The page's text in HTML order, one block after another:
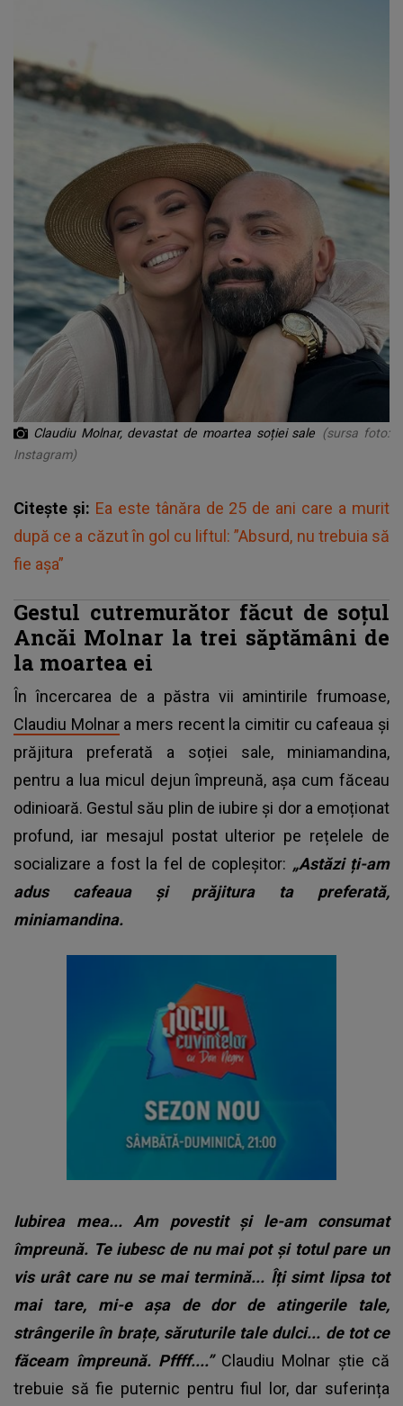
Claudiu Molnar, devastat de moartea soției sale (sursa foto:
Instagram)
Citește și: Ea este tânăra de 25 de ani care a murit
după ce a căzut în gol cu liftul: ”Absurd, nu trebuia să
fie așa”
Gestul cutremurător făcut de soțul
Ancăi Molnar la trei săptămâni de
la moartea ei
În încercarea de a păstra vii amintirile frumoase,
Claudiu Molnara mers recent la cimitir cu cafeaua și
prăjitura preferată a soției sale, miniamandina,
pentru a lua micul dejun împreună, așa cum făceau
odinioară. Gestul său plin de iubire și dor a emoționat
profund, iar mesajul postat ulterior pe rețelele de
socializare a fost la fel de copleșitor: „Astăzi ți-am
adus cafeaua și prăjitura ta preferată,
miniamandina.
Iubirea mea... Am povestit și le-am consumat
împreună. Te iubesc de nu mai pot și totul pare un
vis urât care nu se mai termină... Îți simt lipsa tot
mai tare, mi-e așa de dor de atingerile tale,
strângerile în brațe, săruturile tale dulci... de tot ce
făceam împreună. Pffff....” Claudiu Molnar știe că
trebuie să fie puternic pentru fiul lor, dar suferința